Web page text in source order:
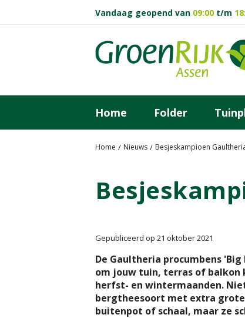
Home Nieuws Besjeskampioen
Vandaag geopend van 09:00 t/m
Home Folder
Gepubliceerd op 21 oktober 2021
De Gaultheria procumbens
om jouw tuin, terras of balkon
herfst- en wintermaanden.
bergtheesoort met extra
buitenpot of schaal, maar ze